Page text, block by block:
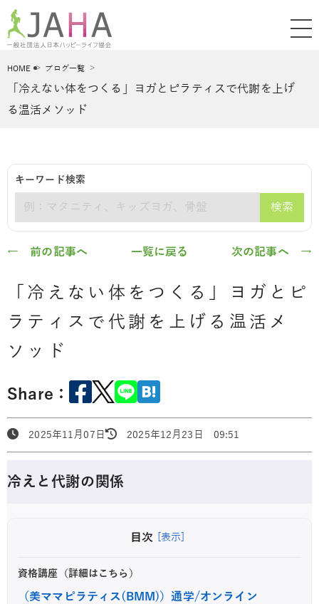
HOME ブログ一覧
「冷えない体をつくる」ヨガとピラティスで代謝を上げ
る温活メソッド
キーワード検索
検索
← 前の記事へ 一覧に戻る 次の記事へ →
「冷えない体をつくる」ヨガとピ
ラティスで代謝を上げる温活メ
ソッド
Share：
2025年11月07日 2025年12月23日 09:51
冷えと代謝の関係
目次 [表示]
資格講座（詳細はこちら）
（美ママピラティス(BMM)）通学/オンライン